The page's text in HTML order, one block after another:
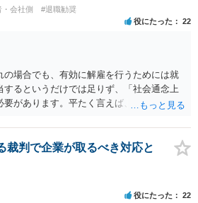
・会社側 #退職勧奨
役にたった 22
の場合でも、有効に解雇を行うためには就
るというだけでは足りず、「社会通念上
要があります。平たく言えば、解雇の原因
解雇は非常にハードルが高いです。 解雇が
力不足の程度にもよりますが、顧問弁護士
討した上で能力不足の程度が解雇を有効と
れたのだと思います。 例えば、無断欠勤を
する等の場合には一発で解雇した場合で
裁判で企業が取るべき対応と
役にたった 22